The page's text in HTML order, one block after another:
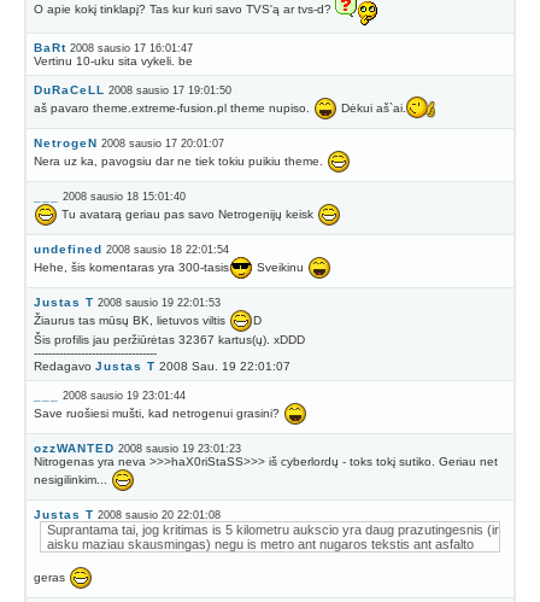
O apie kokį tinklapį? Tas kur kuri savo TVS'ą ar tvs-d?
BaRt 2008 sausio 17 16:01:47
Vertinu 10-uku sita vykeli. be
DuRaCeLL 2008 sausio 17 19:01:50
aš pavaro theme.extreme-fusion.pl theme nupiso. Dėkui aš`ai.
NetrogeN 2008 sausio 17 20:01:07
Nera uz ka, pavogsiu dar ne tiek tokiu puikiu theme.
2008 sausio 18 15:01:40
Tu avatarą geriau pas savo Netrogenijų keisk
undefined 2008 sausio 18 22:01:54
Hehe, šis komentaras yra 300-tasis Sveikinu
Justas T 2008 sausio 19 22:01:53
Žiaurus tas mūsų BK, lietuvos viltis
D
Šis profilis jau peržiūrėtas 32367 kartus(ų). xDDD
----------------------------------
Redagavo Justas T 2008 Sau. 19 22:01:07
2008 sausio 19 23:01:44
Save ruošiesi mušti, kad netrogenui grasini?
ozzWANTED 2008 sausio 19 23:01:23
Nitrogenas yra neva >>>haX0riStaSS>>> iš cyberlordų - toks tokį sutiko. Geriau net
nesigilinkim...
Justas T 2008 sausio 20 22:01:08
Suprantama tai, jog kritimas is 5 kilometru aukscio yra daug prazutingesnis (ir
aisku maziau skausmingas) negu is metro ant nugaros tekstis ant asfalto
geras